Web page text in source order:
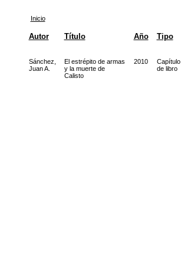
Inicio
Autor Título Año Tipo
Sánchez,
Juan A.
El estrépito de armas
y la muerte de
Calisto
2010
Capítulo
de libro